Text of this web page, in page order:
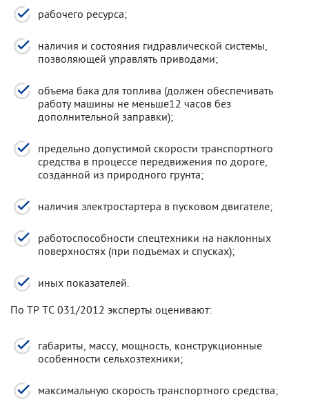
рабочего ресурса;
наличия и состояния гидравлической системы,
позволяющей управлять приводами;
объема бака для топлива (должен обеспечивать
работу машины не меньше12 часов без
дополнительной заправки);
предельно допустимой скорости транспортного
средства в процессе передвижения по дороге,
созданной из природного грунта;
наличия электростартера в пусковом двигателе;
работоспособности спецтехники на наклонных
поверхностях (при подъемах и спусках);
иных показателей.
По ТР ТС 031/2012 эксперты оценивают:
габариты, массу, мощность, конструкционные
особенности сельхозтехники;
максимальную скорость транспортного средства;